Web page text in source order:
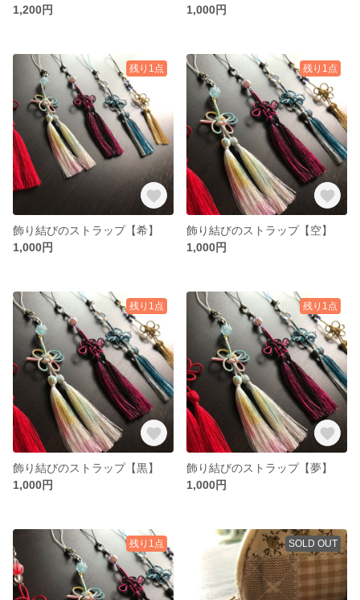
1,200円
1,000円
残り1点
飾り結びのストラップ【希】
1,000円
残り1点
飾り結びのストラップ【空】
1,000円
残り1点
飾り結びのストラップ【黒】
1,000円
残り1点
飾り結びのストラップ【夢】
1,000円
残り1点 SOLD OUT